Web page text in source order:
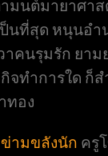
มนต์มายาศา
นที่สุด หนุนอำ
คนรุมรัก ยา
จทำการใด ก็
ทอง
ข่ามขลังนัก ครู